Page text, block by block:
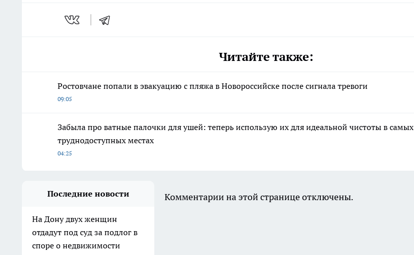
Читайте также:
Ростовчане попали в эвакуацию с пляжа в Новороссийске после сигнала тревоги
09:05
Забыла про ватные палочки для ушей: теперь использую их для идеальной чистоты в самых
труднодоступных местах
04:25
Последние новости
На Дону двух женщин
отдадут под суд за подлог в
споре о недвижимости
Комментарии на этой странице отключены.